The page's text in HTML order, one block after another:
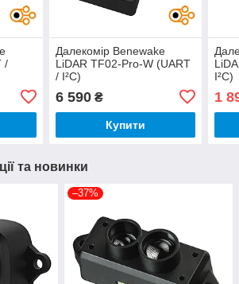
/
Далекомір Benewake
LiDAR TF02-Pro-W (UART
/ I²C)
6 590₴
Купити
I²C)
1
та новинки
–37%